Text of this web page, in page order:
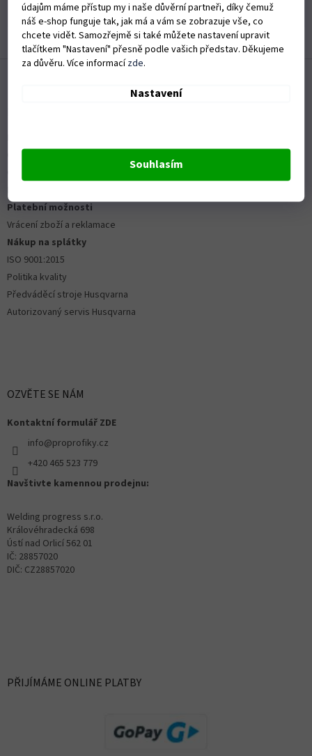
údajům máme přístup my i naše důvěrní partneři, díky čemuž
náš e-shop funguje tak, jak má a vám se zobrazuje vše, co
chcete vidět. Samozřejmě si také můžete nastavení upravit
tlačítkem "Nastavení" přesně podle vašich představ. Děkujeme
za důvěru. Více informacízde.
Nastavení
Souhlasím
Rychlé dodání zboží
Zobrazit další hodnocení
Obchodní podmínky
Platební možnosti
Vrácení zboží a reklamace
Nákup na splátky
ISO 9001:2015
Politika kvality
Předváděcí stroje Husqvarna
Autorizovaný servis Husqvarna
OZVĚTE SE NÁM
Kontaktní formulář ZDE
info@proprofiky.cz
+420 465 523 779
Navštivte kamennou prodejnu:
Welding progress s.r.o.
Královéhradecká 698
Ústí nad Orlicí 562 01
IČ: 28857020
DIČ: CZ28857020
PŘIJÍMÁME ONLINE PLATBY